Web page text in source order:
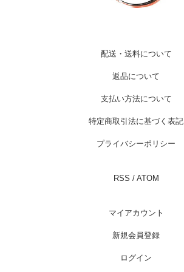
配送・送料について
返品について
支払い方法について
特定商取引法に基づく表記
プライバシーポリシー
RSS / ATOM
マイアカウント
新規会員登録
ログイン